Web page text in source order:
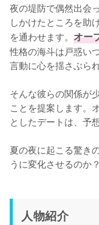
夜の堤防で偶然出会
しかけたところを助
を通わせます。 オー
性格の海斗は戸惑い
言動に心を揺さぶられ
そんな彼らの関係が
ことを提案します。
としたデートは、予
夏の夜に起こる驚き
人物紹介